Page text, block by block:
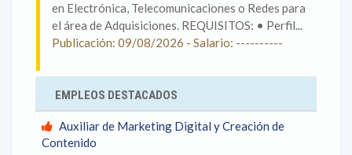
en Electrónica, Telecomunicaciones o Redes para
el área de Adquisiciones. REQUISITOS: • Perfil...
Publicación: 09/08/2026 - Salario: ----------
EMPLEOS DESTACADOS
Auxiliar de Marketing Digital y Creación de
Contenido